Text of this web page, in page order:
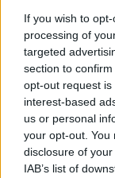
If you wish to
processing of
targeted
section to
opt-out request
interest-based
us or personal
your opt-out. You
disclosure of
IAB’s list of